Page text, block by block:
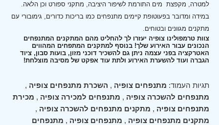
למטרה, מקפצת מים התורמת לשיפור היציבה, מתקני ספורט וכן הלאה.
במידה ומדובר בפעוטופת קיימים מתנפחים כמו בריכות כדורים, גימובורי עם
מתקנים מגוונים ובטוחים.
צוות טרמפולינו צופיה יעזרו לך להחליט מהם המתקנים המתנפחים
הנכונים עבור האירוע שלך! בנוסף למתקנים המתפחים המהווים
האטרקציה בפני עצמה ניתן גם להשכיר דוכני מזון, בועות סבון, ציוד
הגברה ועוד להשערת האירוע ולתת עוד אפקט של מסיבה מוצלחת!
תגיות העמוד: מתנפחים צופיה , השכרת מתנפחים צופיה ,
מתנפחים להשכרה צופיה , מתנפחים למכירה צופיה , מכירת
מתנפחים צופיה , מתקנים מתנפחים להשכרה צופיה ,
מתקנים מתנפחים צופיה , מתנפחים צופיה , מתנפחים